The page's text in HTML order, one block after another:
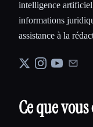
intelligence
informations
assistance à la
Ce que